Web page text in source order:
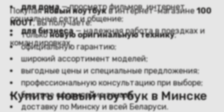
для дома— просмотр фильмов, интернет,
социальные сети и общение;
для бизнеса— надежная работа в поездках и
командировках.
Покупаяновый ноутбукв интернет-магазине100
NOUT, вы получаете:
тольконовую оригинальную технику;
официальную гарантию;
широкий ассортимент моделей;
выгодные цены и специальные предложения;
профессиональную консультацию при выборе;
быстрое оформление заказа;
доставку по Минску и всей Беларуси.
Купить новый ноутбук в Минске